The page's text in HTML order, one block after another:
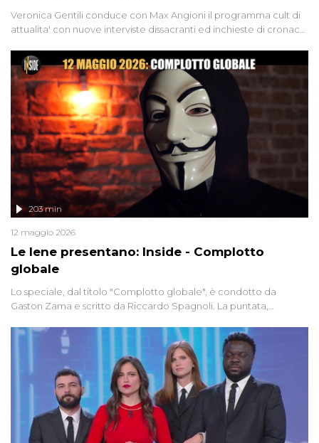
Veronica Gentili conduce con Max Angioni il programma cult di
attualita' con nuove interviste dissacranti ed inchieste di cronaca
Le Iene presentano: Inside - Complotto
globale
203 min
12 maggio 2026
Lo speciale, dal titolo "Complotto globale", è condotto da
Gaston Zama e scritto da Riccardo Spagnoli. La puntata,
racconta l'universo delle narrazioni alternative, dei sospetti
globali e del complottismo che negli ultimi anni hanno invaso
social network, talk show, piazze digitali e immaginario collettivo.